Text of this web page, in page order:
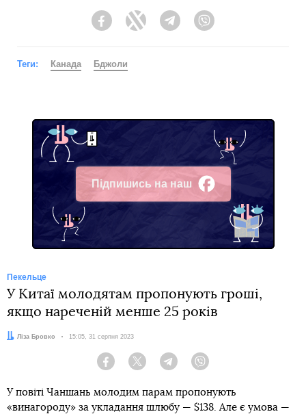
FacebookTwitter Telegram
Теги: Канада Бджоли
Підпишись на наш
Facebook
Пекельце
У Китаї молодятам пропонують гроші,
якщо нареченій менше 25 років
Автор:
Ліза Бровко Дата:
15:05, 31 серпня 2023
Facebook Twitter Telegram
У повіті Чаншань молодим парам пропонують
«винагороду» за укладання шлюбу — $138. Але є умова —